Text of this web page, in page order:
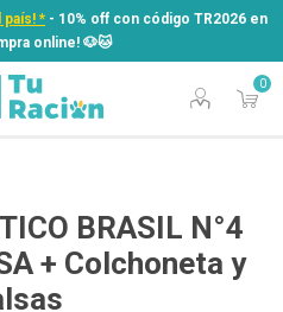
* - 10% off con código TR2026 en
online! ​🐶​🐱
0
*
- 10% off con código TR2026 en
online! ​🐶​🐱
BRASIL N°4
+ Colchoneta y